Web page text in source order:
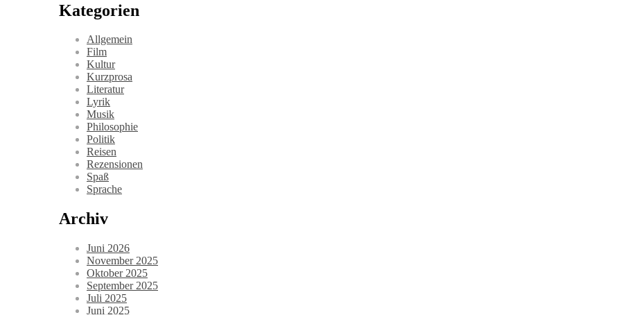
Kategorien
Allgemein
Film
Kultur
Kurzprosa
Literatur
Lyrik
Musik
Philosophie
Politik
Reisen
Rezensionen
Spaß
Sprache
Archiv
Juni 2026
November 2025
Oktober 2025
September 2025
Juli 2025
Juni 2025